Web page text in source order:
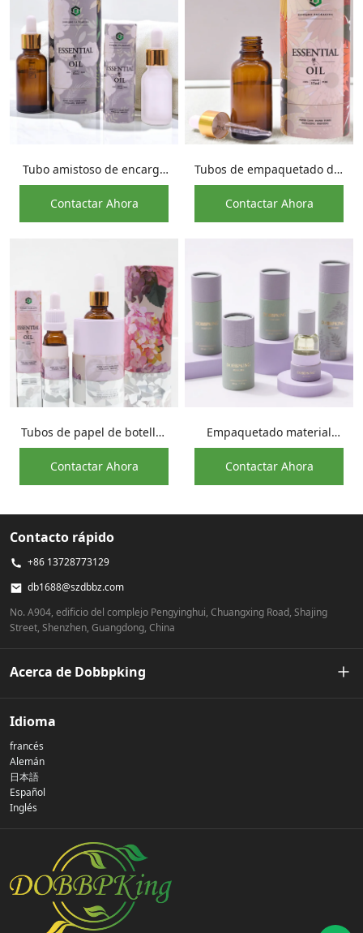
Tubo amistoso de encargo
del papel de la botella de
aceite esencial del pelo de
10Ml 15Ml 30Ml de Eco
Contactar Ahora
Tubos de empaquetado del
aceite esencial cosmético
del cilindro del diseño de
la personalidad
Contactar Ahora
Tubos de papel de botellas
cuentagotas de suero
facial para cuidado de la
piel de lujo
Contactar Ahora
Empaquetado material
reciclable tamaño pequeño
al por mayor del tubo de
papel de la botella de
Contactar Ahora
Contacto rápido
+86 13728773129
db1688@szdbbz.com
No. A904, edificio del complejo Pengyinghui, Chuangxing Road, Shajing
Street, Shenzhen, Guangdong, China
Acerca de Dobbpking
Nuestra historia
Política de privacidad
Contáctenos
Idioma
francés
Alemán
日本語
Español
Inglés